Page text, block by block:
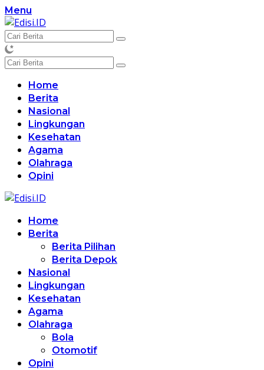
Langsung
ke
konten
Menu
Home
Berita
Nasional
Lingkungan
Kesehatan
Agama
Olahraga
Opini
Home
Berita
Berita Pilihan
Berita Depok
Nasional
Lingkungan
Kesehatan
Agama
Olahraga
Bola
Otomotif
Opini